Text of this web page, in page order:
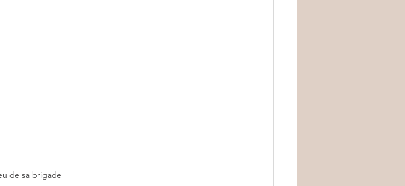
de sa brigade